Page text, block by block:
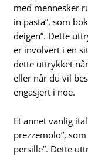
med mennesker
in pasta”, som
deigen”. Dette
er involvert i en
dette uttrykket
eller når du vil
engasjert i noe.
Et annet vanlig
prezzemolo”,
persille”. Dette